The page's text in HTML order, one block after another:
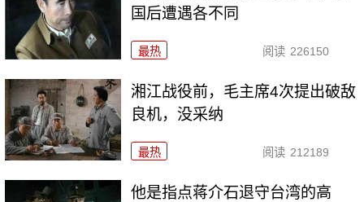
国后遭遇各不同
最热 阅读 226150
湘江战役前，毛主席4次提出破敌
良机，没采纳
最热 阅读 212189
他是指点蒋介石退守台湾的高